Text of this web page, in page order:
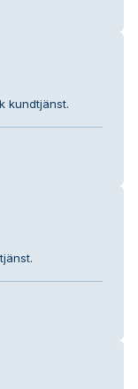
kundtjänst.